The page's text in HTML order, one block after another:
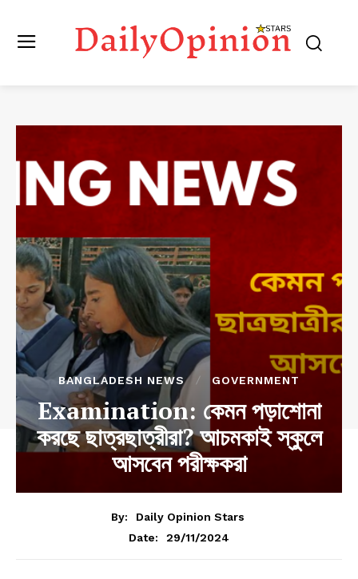
BANGLADESH NEWS GOVERNMENT
Examination: কেমন পড়াশোনা
করছে ছাত্রছাত্রীরা? আচমকাই স্কুলে
আসবেন পরীক্ষকরা
By:
Daily Opinion Stars
Date:
29/11/2024